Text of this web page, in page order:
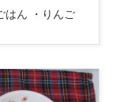
はん ・りんご